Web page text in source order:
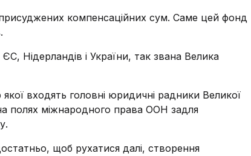
компенсаційних сум. Саме цей фонд
Нідерландів і України, так звана Велика
входять головні юридичні радники Великої
полях міжнародного права ООН задля
щоб рухатися далі, створення